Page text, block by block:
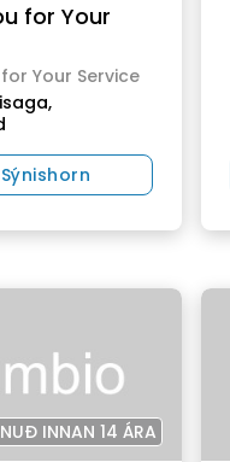
for Your
Your Service
Sýnishorn
INNAN 14 ÁRA